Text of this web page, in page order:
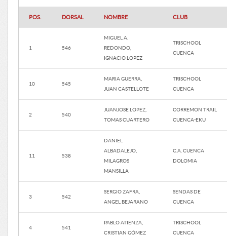
POS. DORSAL NOMBRE CLUB
1 546
MIGUEL A.
REDONDO,
IGNACIO LOPEZ
TRISCHOOL
CUENCA
10 545
MARIA GUERRA,
JUAN CASTELLOTE
TRISCHOOL
CUENCA
2 540
JUANJOSE LOPEZ,
TOMAS CUARTERO
CORREMON TRAIL
CUENCA-EKU
11 538
DANIEL
ALBADALEJO,
MILAGROS
MANSILLA
C.A. CUENCA
DOLOMIA
3 542
SERGIO ZAFRA,
ANGEL BEJARANO
SENDAS DE
CUENCA
4 541
PABLO ATIENZA,
CRISTIAN GÓMEZ
TRISCHOOL
CUENCA